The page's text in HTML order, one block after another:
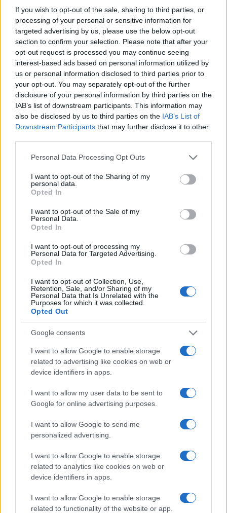
If you wish to opt-out of the sale, sharing to third parties, or
processing of your personal or sensitive information for
targeted advertising by us, please use the below opt-out
section to confirm your selection. Please note that after your
opt-out request is processed you may continue seeing
interest-based ads based on personal information utilized by
us or personal information disclosed to third parties prior to
your opt-out. You may separately opt-out of the further
disclosure of your personal information by third parties on the
IAB’s list of downstream participants. This information may
also be disclosed by us to third parties on the IAB’s List of
Downstream Participants that may further disclose it to other
Please note that this website/app uses one or more Google
not limited to your visit or usage behaviour. You may click to
grant or deny consent to Google and its third-party tags to
use your data for below specified purposes in below Google
consent section.
Personal Data Processing Opt Outs
I want to opt-out of the Sharing of my
personal data.
Opted In
I want to opt-out of the Sale of my
Personal Data.
Opted In
I want to opt-out of processing my
Personal Data for Targeted Advertising.
Opted In
I want to opt-out of Collection, Use,
Retention, Sale, and/or Sharing of my
Personal Data that Is Unrelated with the
Purposes for which it was collected.
Opted Out
Google consents
I want to allow Google to enable storage
related to advertising like cookies on web or
device identifiers in apps.
I want to allow my user data to be sent to
Google for online advertising purposes.
I want to allow Google to send me
personalized advertising.
I want to allow Google to enable storage
related to analytics like cookies on web or
device identifiers in apps.
I want to allow Google to enable storage
related to functionality of the website or app.
Papa Leone XIV incontra i giovani ad Assisi: il richiamo
alla pace e alla solidarietà
NEWS
Caldo record in Europa: rischi per la salute e ambiente
Vacanze estive per anziani a Verona: un’opportunità da
L’Italia nel 2050: un futuro di sfide demografiche ed
Novità sulla pensione: cumulo dei fondi per una
maggiore flessibilità
Winehouse: la sentenza contro Mitch